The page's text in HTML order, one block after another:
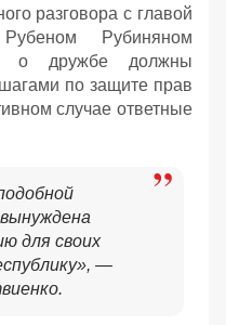
разговора с главой
Рубиняном
о дружбе должны
по защите прав
случае ответные
для своих
—